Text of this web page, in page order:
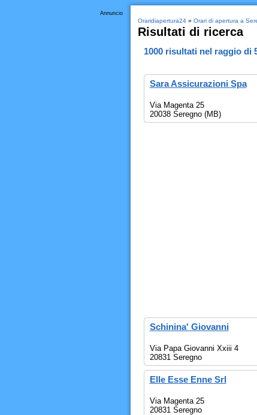
Annuncio
Oraridiapertura24» Orari di apertura a
Risultati di ricerca
1000risultati nel raggio di
Sara Assicurazioni Spa
Via Magenta 25
20038 Seregno (MB)
Schinina' Giovanni
Via Papa Giovanni Xxiii 4
20831 Seregno
Elle Esse Enne Srl
Via Magenta 25
20831 Seregno